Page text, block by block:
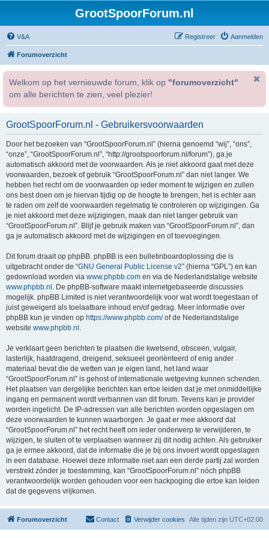
GrootSpoorForum.nl
V&A Aanmelden
Registreer
Forumoverzicht
Welkom op het vernieuwde forum, klik op "forumoverzicht"
om alle berichten te zien, veel plezier!
GrootSpoorForum.nl - Gebruikersvoorwaarden
Door het bezoeken van “GrootSpoorForum.nl” (hierna genoemd “wij”, “ons”,
“onze”, “GrootSpoorForum.nl”, “http://grootspoorforum.nl/forum”), ga je
automatisch akkoord met de voorwaarden. Als je niet akkoord gaat met deze
voorwaarden, bezoek of gebruik “GrootSpoorForum.nl” dan niet langer. We
hebben het recht om de voorwaarden op ieder moment te wijzigen en zullen
ons best doen om je hiervan tijdig op de hoogte te brengen, het is echter aan
te raden om zelf de voorwaarden regelmatig te controleren op wijzigingen. Ga
je niet akkoord met deze wijzigingen, maak dan niet langer gebruik van
“GrootSpoorForum.nl”. Blijf je gebruik maken van “GrootSpoorForum.nl”, dan
ga je automatisch akkoord met de wijzigingen en of toevoegingen.
Dit forum draait op phpBB. phpBB is een bulletinboardoplossing die is
uitgebracht onder de “GNU General Public License v2” (hierna “GPL”) en kan
gedownload worden via www.phpbb.com en via de Nederlandstalige website
www.phpbb.nl . De phpBB-software maakt internetgebaseerde discussies
mogelijk. phpBB Limited is niet verantwoordelijk voor wat wordt toegestaan of
juist geweigerd als toelaatbare inhoud en/of gedrag. Meer informatie over
phpBB kun je vinden op https://www.phpbb.com/of de Nederlandstalige
website www.phpbb.nl .
Je verklaart geen berichten te plaatsen die kwetsend, obsceen, vulgair,
lasterlijk, haatdragend, dreigend, seksueel georiënteerd of enig ander
materiaal bevat die de wetten van je eigen land, het land waar
“GrootSpoorForum.nl” is gehost of internationale wetgeving kunnen schenden.
Het plaatsen van dergelijke berichten kan ertoe leiden dat je met onmiddellijke
ingang en permanent wordt verbannen van dit forum. Tevens kan je provider
worden ingelicht. De IP-adressen van alle berichten worden opgeslagen om
deze voorwaarden te kunnen waarborgen. Je gaat er mee akkoord dat
“GrootSpoorForum.nl” het recht heeft om ieder onderwerp te verwijderen, te
wijzigen, te sluiten of te verplaatsen wanneer zij dit nodig achten. Als gebruiker
ga je ermee akkoord, dat de informatie die je bij ons invoert wordt opgeslagen
in een database. Hoewel deze informatie niet aan een derde partij zal worden
verstrekt zónder je toestemming, kan “GrootSpoorForum.nl” nóch phpBB
verantwoordelijk worden gehouden voor een hackpoging die ertoe kan leiden
dat de gegevens vrijkomen.
Forumoverzicht Alle tijden zijn UTC+02:00
Verwijder cookies
Contact